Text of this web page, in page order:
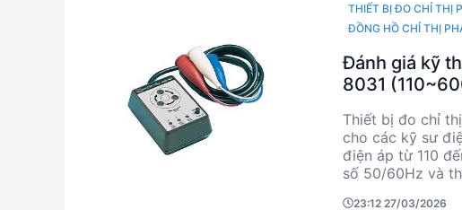
THIẾT BỊ ĐO CHỈ THỊ
ĐỒNG HỒ CHỈ THỊ
Đánh giá kỹ
8031
Thiết bị đo chỉ
cho các kỹ sư
điện áp từ 110
số 50/60Hz và
23:12 27/03/2026